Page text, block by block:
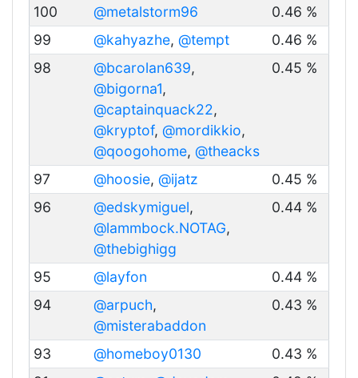
100 @metalstorm96
0.46 %
99
@kahyazhe, @tempt
0.46 %
98
@bcarolan639,
@bigorna1,
@captainquack22,
@kryptof, @mordikkio,
@qoogohome, @theacks
0.45 %
97 @hoosie, @ijatz
0.45 %
96
@edskymiguel,
@lammbock.NOTAG,
@thebighigg
0.44 %
95 @layfon
0.44 %
94
@arpuch,
@misterabaddon
0.43 %
93 @homeboy0130
0.43 %